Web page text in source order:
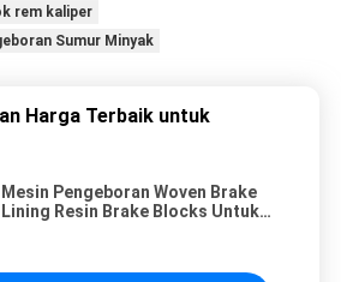
rem kaliper
Sumur Minyak
Harga Terbaik untuk
Mesin Pengeboran Woven Brake
Lining Resin Brake Blocks Untuk